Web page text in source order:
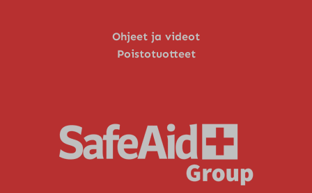
Ohjeet ja videot
Poistotuotteet